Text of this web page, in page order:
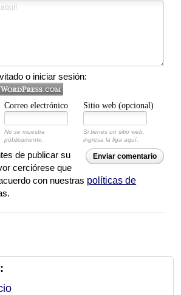
o iniciar sesión:
Correo electrónico Sitio web (opcional)
No se muestra
públicamente.
Si tienes un sitio web,
ingresa la liga aquí.
Enviar comentario
de publicar su
cerciórese que
con nuestras políticas de